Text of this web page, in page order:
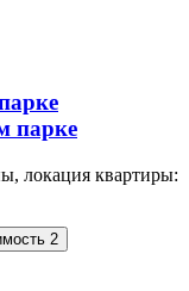
локация квартиры:
2